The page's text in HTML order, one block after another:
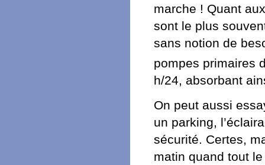
marche ! Quant
sont le plus
sans notion de
pompes primaires
h/24, absorbant
On peut aussi
un parking,
sécurité. Certes,
matin quand tout